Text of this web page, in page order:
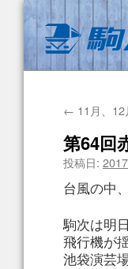
← 11月、
第64回
投稿日:
台風の中
駒次は明
飛行機が
池袋演芸